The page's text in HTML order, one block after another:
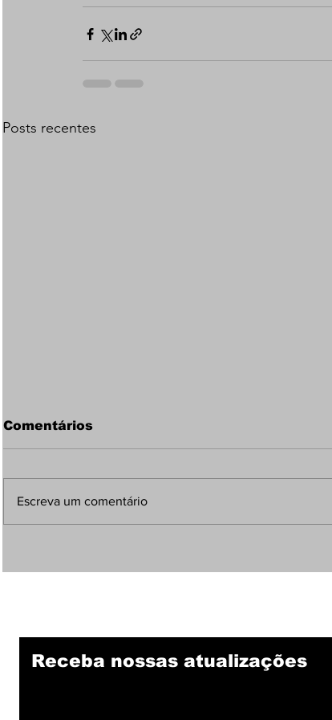
Posts recentes
Comentários
Escreva um comentário
Receba nossas atualizações